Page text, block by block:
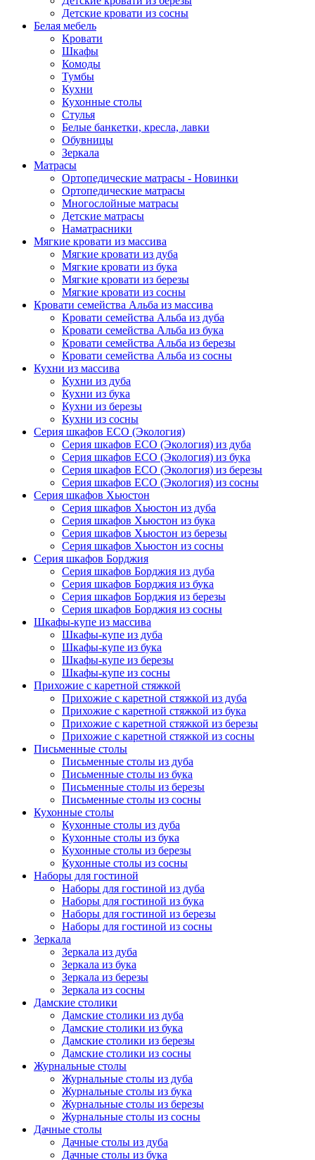
Детские кровати из сосны
Белая мебель
Кровати
Шкафы
Комоды
Тумбы
Кухни
Кухонные столы
Стулья
Белые банкетки, кресла, лавки
Обувницы
Зеркала
Матрасы
Ортопедические матрасы - Новинки
Ортопедические матрасы
Многослойные матрасы
Детские матрасы
Наматрасники
Мягкие кровати из массива
Мягкие кровати из дуба
Мягкие кровати из бука
Мягкие кровати из березы
Мягкие кровати из сосны
Кровати семейства Альба из массива
Кровати семейства Альба из дуба
Кровати семейства Альба из бука
Кровати семейства Альба из березы
Кровати семейства Альба из сосны
Кухни из массива
Кухни из дуба
Кухни из бука
Кухни из березы
Кухни из сосны
Серия шкафов ECO (Экология)
Серия шкафов ECO (Экология) из дуба
Серия шкафов ECO (Экология) из бука
Серия шкафов ECO (Экология) из березы
Серия шкафов ECO (Экология) из сосны
Серия шкафов Хьюстон
Серия шкафов Хьюстон из дуба
Серия шкафов Хьюстон из бука
Серия шкафов Хьюстон из березы
Серия шкафов Хьюстон из сосны
Серия шкафов Борджия
Серия шкафов Борджия из дуба
Серия шкафов Борджия из бука
Серия шкафов Борджия из березы
Серия шкафов Борджия из сосны
Шкафы-купе из массива
Шкафы-купе из дуба
Шкафы-купе из бука
Шкафы-купе из березы
Шкафы-купе из сосны
Прихожие с каретной стяжкой
Прихожие с каретной стяжкой из дуба
Прихожие с каретной стяжкой из бука
Прихожие с каретной стяжкой из березы
Прихожие с каретной стяжкой из сосны
Письменные столы
Письменные столы из дуба
Письменные столы из бука
Письменные столы из березы
Письменные столы из сосны
Кухонные столы
Кухонные столы из дуба
Кухонные столы из бука
Кухонные столы из березы
Кухонные столы из сосны
Наборы для гостиной
Наборы для гостиной из дуба
Наборы для гостиной из бука
Наборы для гостиной из березы
Наборы для гостиной из сосны
Зеркала
Зеркала из дуба
Зеркала из бука
Зеркала из березы
Зеркала из сосны
Дамские столики
Дамские столики из дуба
Дамские столики из бука
Дамские столики из березы
Дамские столики из сосны
Журнальные столы
Журнальные столы из дуба
Журнальные столы из бука
Журнальные столы из березы
Журнальные столы из сосны
Дачные столы
Дачные столы из дуба
Дачные столы из бука